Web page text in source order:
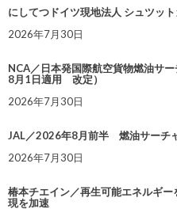
にしてつドイツ現地法人 シュツッ
2026年7月30日
NCA／日本発国際航空貨物燃油サ
8月1日適用 改定）
2026年7月30日
JAL／2026年8月前半 燃油サーチ
2026年7月30日
椿本チエイン／再生可能エネルギ
現を加速